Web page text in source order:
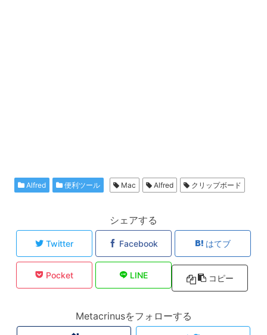
Alfred 便利ツール Mac Alfred クリップボード
シェアする
Twitter Facebook はてブ
Pocket LINE コピー
Metacrinusをフォローする